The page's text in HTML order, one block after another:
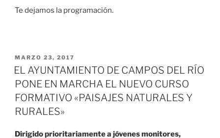
Te dejamos la programación.
MARZO 23, 2017
EL AYUNTAMIENTO DE CAMPOS DEL RÍO
PONE EN MARCHA EL NUEVO CURSO
FORMATIVO «PAISAJES NATURALES Y
RURALES»
Dirigido prioritariamente a jóvenes monitores,